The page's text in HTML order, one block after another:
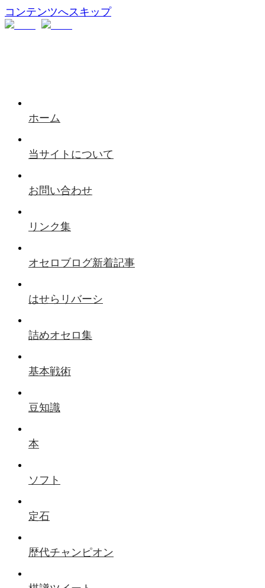
コンテンツへスキップ
ホーム
当サイトについて
お問い合わせ
リンク集
オセロブログ新着記事
はせらリバーシ
詰めオセロ集
基本戦術
豆知識
本
ソフト
定石
歴代チャンピオン